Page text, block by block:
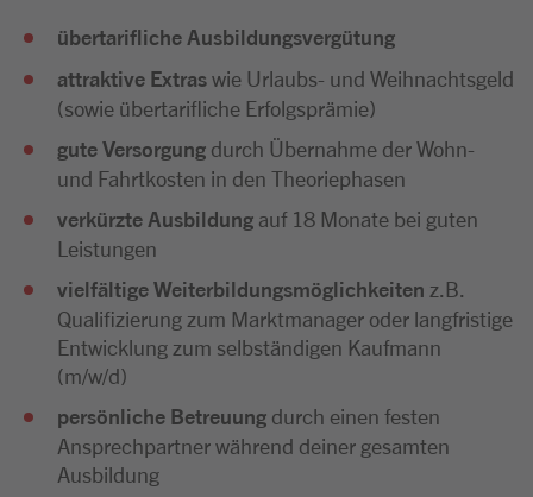
übertarifliche Ausbildungsvergütung
attraktive Extraswie Urlaubs- und Weihnachtsgeld
(sowie übertarifliche Erfolgsprämie)
gute Versorgung durch Übernahme der Wohn-
und Fahrtkosten in den Theoriephasen
verkürzte Ausbildung auf 18 Monate bei guten
Leistungen
vielfältige Weiterbildungsmöglichkeiten z.B.
Qualifizierung zum Marktmanager oder langfristige
Entwicklung zum selbständigen Kaufmann
(m/w/d)
persönliche Betreuung durch einen festen
Ansprechpartner während deiner gesamten
Ausbildung